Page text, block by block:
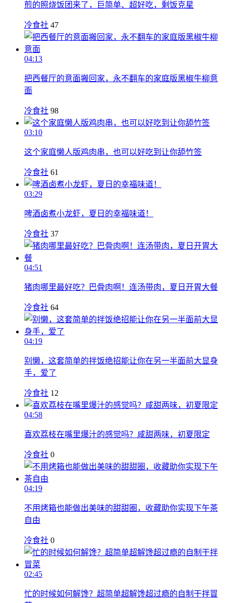
煎的照烧饭团来了，巨简单、超好吃，剩饭克星
冷食社 47
04:13
把西餐厅的意面搬回家，永不翻车的家庭版黑椒牛柳意
面
冷食社 98
03:10
这个家庭懒人版鸡肉串，也可以好吃到让你舔竹签
冷食社 61
03:29
啤酒卤煮小龙虾，夏日的幸福味道！
冷食社 37
04:51
猪肉哪里最好吃？巴骨肉啊！连汤带肉，夏日开胃大餐
冷食社 64
04:19
别懒，这套简单的拌饭绝招能让你在另一半面前大显身
手，爱了
冷食社 12
04:58
喜欢荔枝在嘴里爆汁的感觉吗？咸甜两味，初夏限定
冷食社 0
04:19
不用烤箱也能做出美味的甜甜圈，收藏助你实现下午茶
自由
冷食社 0
02:45
忙的时候如何解馋？超简单超解馋超过瘾的自制干拌冒